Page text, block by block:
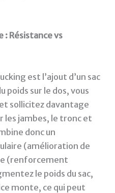
: Résistance vs
est l’ajout d’un sac
poids sur le dos, vous
sollicitez davantage
les jambes, le tronc et
donc un
(amélioration de
(renforcement
le poids du sac,
monte, ce qui peut